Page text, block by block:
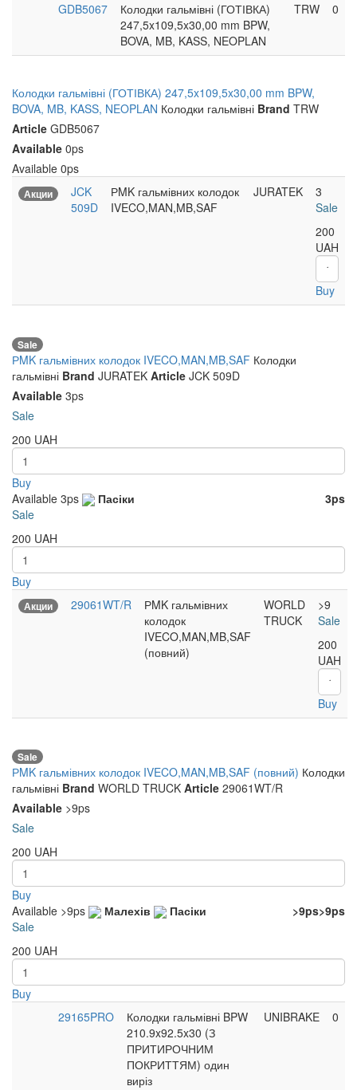
GDB5067
Колодки гальмівні (ГОТІВКА)
247,5x109,5x30,00 mm BPW,
BOVA, MB, KASS, NEOPLAN
TRW 0
Колодки гальмівні (ГОТІВКА) 247,5x109,5x30,00 mm BPW,
BOVA, MB, KASS, NEOPLAN Колодки гальмівні Brand TRW
Article GDB5067
Available 0ps
Available 0ps
Акции
JCK
509D
РMK гальмівних колодок
IVECO,MAN,MB,SAF
JURATEK
3
Sale
200
UAH
Buy
Sale
РMK гальмівних колодок IVECO,MAN,MB,SAF Колодки
гальмівні Brand JURATEK Article JCK 509D
Available 3ps
Sale
200 UAH
Buy
Available 3ps Пасіки
3ps
Sale
200 UAH
Buy
Акции 29061WT/R
РMK гальмівних
колодок
IVECO,MAN,MB,SAF
(повний)
WORLD
TRUCK
>9
Sale
200
UAH
Buy
Sale
РMK гальмівних колодок IVECO,MAN,MB,SAF (повний) Колодки
гальмівні Brand WORLD TRUCK Article 29061WT/R
Available >9ps
Sale
200 UAH
Buy
Available >9ps Малехів >9ps
Пасіки
>9ps
Sale
200 UAH
Buy
29165PRO
Колодки гальмівні BPW
210.9x92.5x30 (З
ПРИТИРОЧНИМ
ПОКРИТТЯМ) один
виріз
UNIBRAKE 0